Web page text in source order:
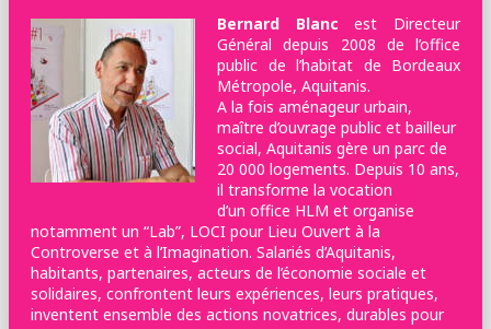
Bernard Blanc est Directeur
Général depuis 2008 de l’office
public de l’habitat de Bordeaux
Métropole, Aquitanis.
A la fois aménageur urbain,
maître d’ouvrage public et bailleur
social, Aquitanis gère un parc de
20 000 logements. Depuis 10 ans,
il transforme la vocation
d’un office HLM et organise
notamment un “Lab”, LOCI pour Lieu Ouvert à la
Controverse et à l’Imagination. Salariés d’Aquitanis,
habitants, partenaires, acteurs de l’économie sociale et
solidaires, confrontent leurs expériences, leurs pratiques,
inventent ensemble des actions novatrices, durables pour